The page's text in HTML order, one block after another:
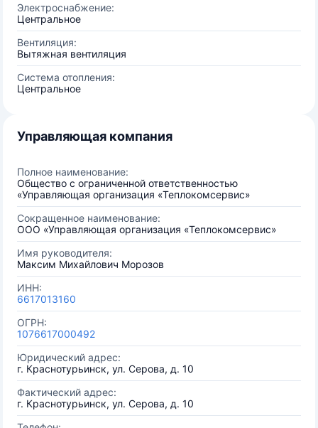
Электроснабжение:
Центральное
Вентиляция:
Вытяжная вентиляция
Система отопления:
Центральное
Управляющая компания
Полное наименование:
Общество с ограниченной ответственностью
«Управляющая организация «Теплокомсервис»
Сокращенное наименование:
ООО «Управляющая организация «Теплокомсервис»
Имя руководителя:
Максим Михайлович Морозов
ИНН:
6617013160
ОГРН:
1076617000492
Юридический адрес:
г. Краснотурьинск, ул. Серова, д. 10
Фактический адрес:
г. Краснотурьинск, ул. Серова, д. 10